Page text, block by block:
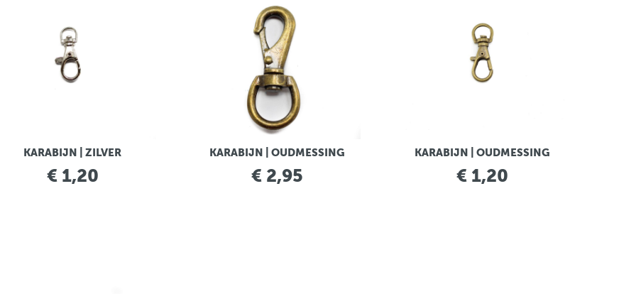
KARABIJN | ZILVER
€ 1,20
KARABIJN | OUDMESSING
€ 2,95
KARABIJN | OUDMESSING
€ 1,20